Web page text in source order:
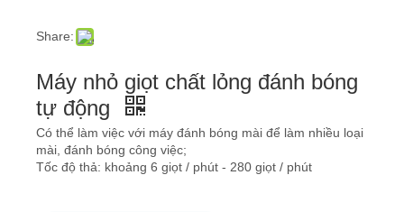
Share:
Máy nhỏ giọt chất lỏng đánh bóng
tự động
Có thể làm việc với máy đánh bóng mài để làm nhiều loại
mài, đánh bóng công việc;
Tốc độ thả: khoảng 6 giọt / phút - 280 giọt / phút